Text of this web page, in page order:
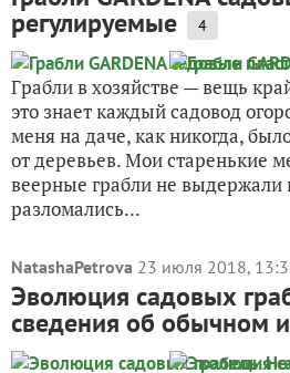
регулируемые 4
Грабли в хозяйстве — вещь
это знает каждый садовод
меня на даче, как никогда,
от деревьев. Мои старенькие
веерные грабли не выдержали
разломались...
NatashaPetrova 23 июля 2018,
Эволюция садовых
сведения об обычном